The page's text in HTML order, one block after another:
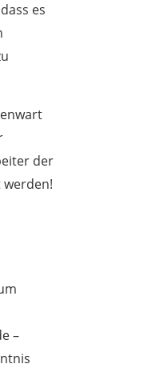
es
der